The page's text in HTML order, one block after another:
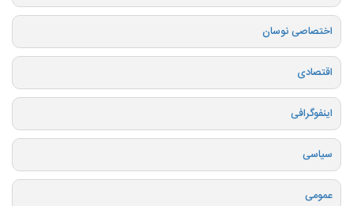
اختصاصی نوسان
اقتصادی
اینفوگرافی
سیاسی
عمومی